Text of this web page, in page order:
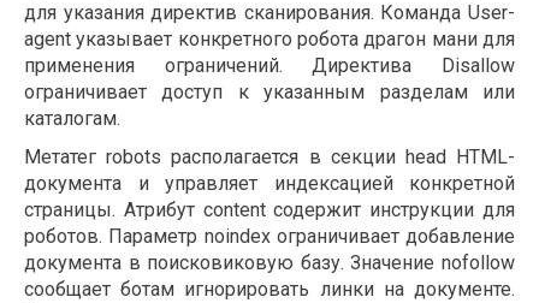
для указания директив сканирования. Команда User-
agent указывает конкретного робота драгон мани для
применения ограничений. Директива Disallow
ограничивает доступ к указанным разделам или
каталогам.
Метатег robots располагается в секции head HTML-
документа и управляет индексацией конкретной
страницы. Атрибут content содержит инструкции для
роботов. Параметр noindex ограничивает добавление
документа в поисковиковую базу. Значение nofollow
сообщает ботам игнорировать линки на документе.